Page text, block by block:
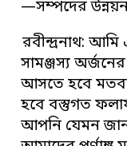
—সম্পদের
রবীন্দ্রনাথ:
সামঞ্জস্য
আসতে হবে
হবে বস্তুগত
আপনি যেমন